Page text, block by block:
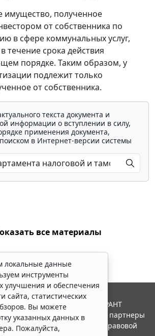
имущество, полученное
от собственника по
в сфере коммунальных услуг,
течение срока действия
порядке. Таким образом, у
подлежит только
от собственника.
текста документа и
информации о вступлении в силу,
применения документа,
в Интернет-версии системы
все материалы
локальные данные
инструменты
улучшения и обеспечения
сайта, статистических
Вы можете
указанных данных в
Пожалуйста,
СЕРВИС", 2026. Система ГАРАНТ
года. Компания "Гарант" и ее партнеры
Российской ассоциации правовой